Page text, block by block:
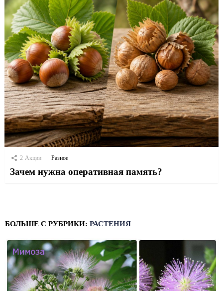
2 Акции Разное
Зачем нужна оперативная память?
БОЛЬШЕ С РУБРИКИ: РАСТЕНИЯ